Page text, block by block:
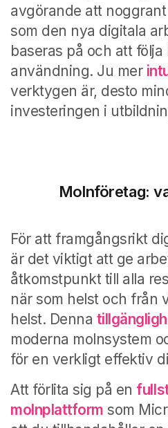
avgörande att
som den nya digitala
baseras på och att
användning. Ju mer
verktygen är, desto
investeringen i
Molnföretag:
För att framgångsrikt
är det viktigt att ge
åtkomstpunkt till alla
när som helst och från
helst. Denna
moderna molnsystem
för en verkligt effektiv
Att förlita sig på en
molnplattform som